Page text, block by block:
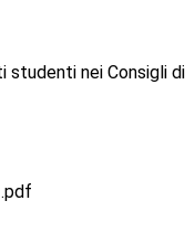
studenti nei Consigli di